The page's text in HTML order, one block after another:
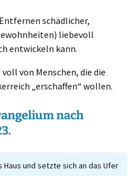
schädlicher,
liebevoll
entwickeln kann.
von Menschen, die die
„erschaffen“ wollen.
nach
Haus und setzte sich an das Ufer